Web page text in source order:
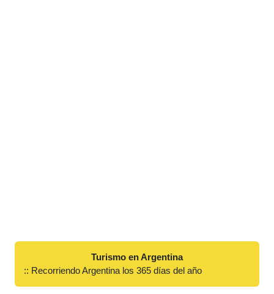
Turismo en Argentina
:: Recorriendo Argentina los 365 días del año